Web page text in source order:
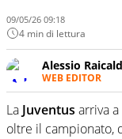
09/05/26 09:18
4 min di lettura
Alessio
WEB EDITOR
Un figlio che
di proprietà in
irrinunciabile
La Juventus arriva
oltre il campionato,